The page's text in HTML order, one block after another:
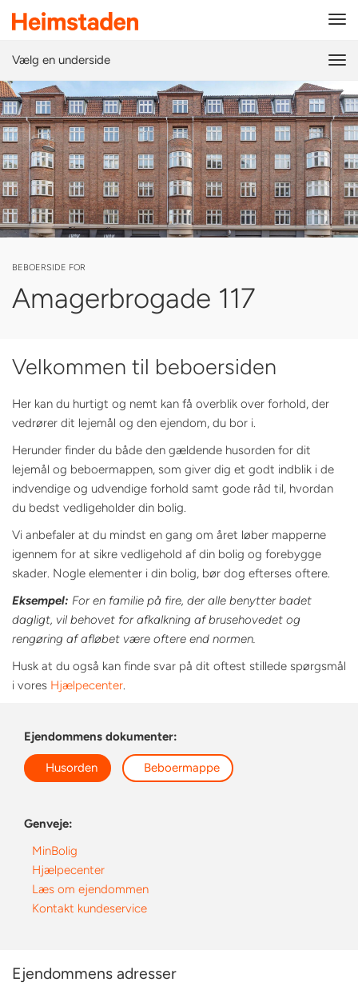
Vælg en underside
BEBOERSIDE FOR
Amagerbrogade 117
Velkommen til beboersiden
Her kan du hurtigt og nemt kan få overblik over forhold, der
vedrører dit lejemål og den ejendom, du bor i.
Herunder finder du både den gældende husorden for dit
lejemål og beboermappen, som giver dig et godt indblik i de
indvendige og udvendige forhold samt gode råd til, hvordan
du bedst vedligeholder din bolig.
Vi anbefaler at du mindst en gang om året løber mapperne
igennem for at sikre vedligehold af din bolig og forebygge
skader. Nogle elementer i din bolig, bør dog efterses oftere.
Eksempel: For en familie på fire, der alle benytter badet
dagligt, vil behovet for afkalkning af brusehovedet og
rengøring af afløbet være oftere end normen.
Husk at du også kan finde svar på dit oftest stillede spørgsmål
i vores Hjælpecenter
Ejendommens dokumenter:
Husorden Beboermappe
Genveje:
MinBolig
Hjælpecenter
Læs om ejendommen
Kontakt kundeservice
Ejendommens adresser